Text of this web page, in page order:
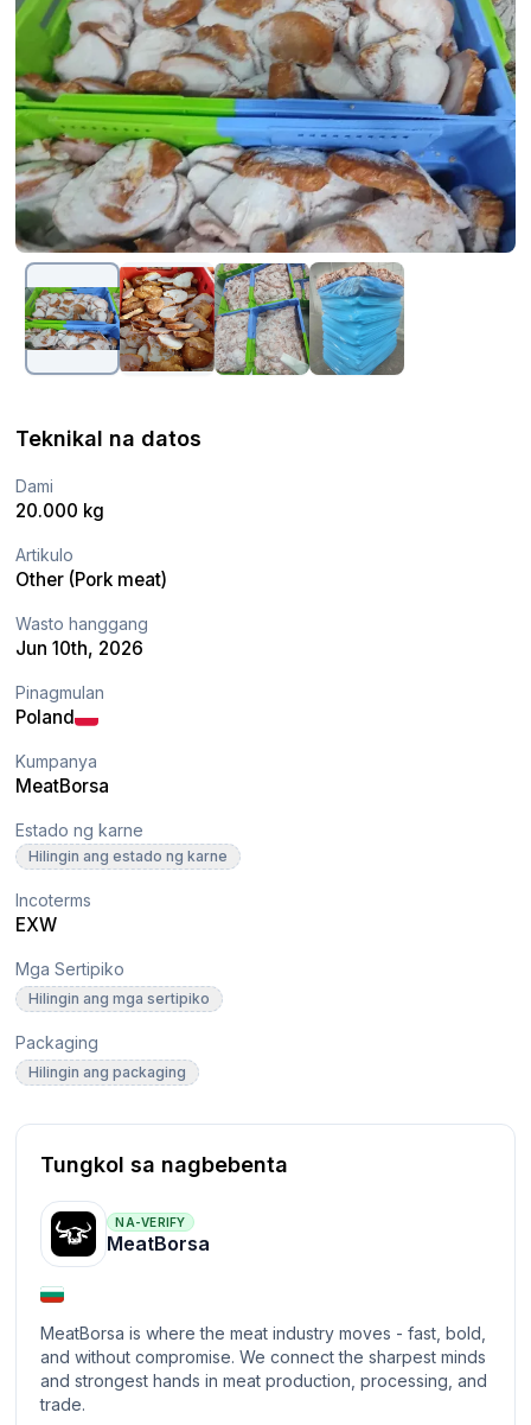
Teknikal na datos
Dami
20.000 kg
Artikulo
Other (Pork meat)
Wasto hanggang
Jun 10th, 2026
Pinagmulan
Poland
Kumpanya
MeatBorsa
Estado ng karne
Hilingin ang estado ng karne
Incoterms
EXW
Mga Sertipiko
Hilingin ang mga sertipiko
Packaging
Hilingin ang packaging
Tungkol sa nagbebenta
NA-VERIFY
MeatBorsa
MeatBorsa is where the meat industry moves - fast, bold,
and without compromise. We connect the sharpest minds
and strongest hands in meat production, processing, and
trade.